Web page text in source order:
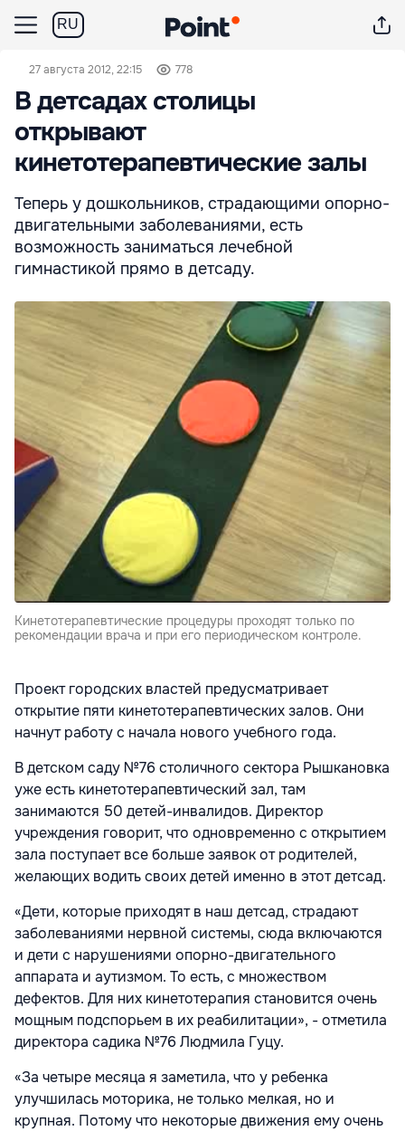
RU
27 августа 2012, 22:15 778
В детсадах столицы
открывают
кинетотерапевтические залы
Теперь у дошкольников, страдающими опорно-
двигательными заболеваниями, есть
возможность заниматься лечебной
гимнастикой прямо в детсаду.
Кинетотерапевтические процедуры проходят только по
рекомендации врача и при его периодическом контроле.
Проект городских властей предусматривает
открытие пяти кинетотерапевтических залов. Они
начнут работу с начала нового учебного года.
В детском саду №76 столичного сектора Рышкановка
уже есть кинетотерапевтический зал, там
занимаются 50 детей-инвалидов. Директор
учреждения говорит, что одновременно с открытием
зала поступает все больше заявок от родителей,
желающих водить своих детей именно в этот детсад.
«Дети, которые приходят в наш детсад, страдают
заболеваниями нервной системы, сюда включаются
и дети с нарушениями опорно-двигательного
аппарата и аутизмом. То есть, с множеством
дефектов. Для них кинетотерапия становится очень
мощным подспорьем в их реабилитации», - отметила
директора садика №76 Людмила Гуцу.
«За четыре месяца я заметила, что у ребенка
улучшилась моторика, не только мелкая, но и
крупная. Потому что некоторые движения ему очень